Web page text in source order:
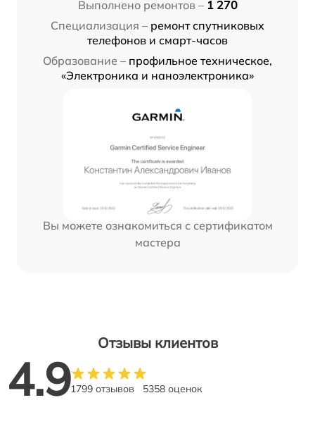
Выполнено ремонтов – 1 270
Специализация – ремонт спутниковых
телефонов и смарт-часов
Образование – профильное техническое,
«Электроника и наноэлектроника»
Вы можете ознакомиться с сертификатом
мастера
Отзывы клиентов
4.91799 отзывов 5358 оценок